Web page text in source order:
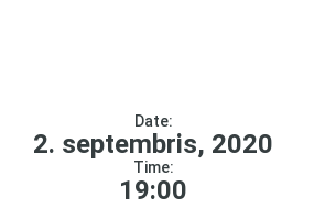
Date:
2. septembris, 2020
Time:
19:00